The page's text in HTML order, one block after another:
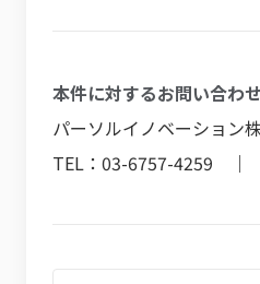
本件に対するお問い合わせ
パーソルイノベーション
TEL：03-6757-4259 ｜